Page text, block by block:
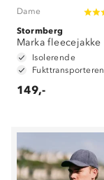
Dame
Stormberg
Marka fleecejakke
Isolerende
149,-